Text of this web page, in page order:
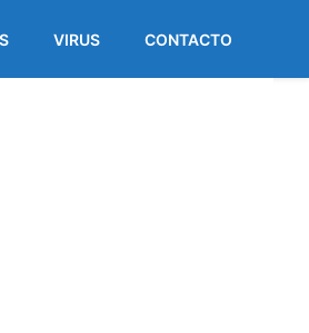
VIRUS CONTACTO